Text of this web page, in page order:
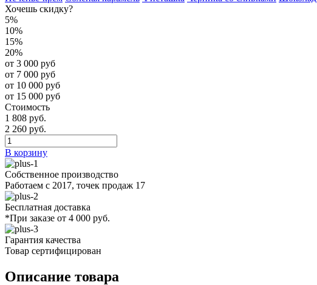
Хочешь скидку?
5%
10%
15%
20%
от 3 000 руб
от 7 000 руб
от 10 000 руб
от 15 000 руб
Стоимость
1 808 руб.
2 260 руб.
В корзину
Собственное производство
Работаем с 2017, точек продаж 17
Бесплатная доставка
*При заказе от 4 000 руб.
Гарантия качества
Товар сертифицирован
Описание товара